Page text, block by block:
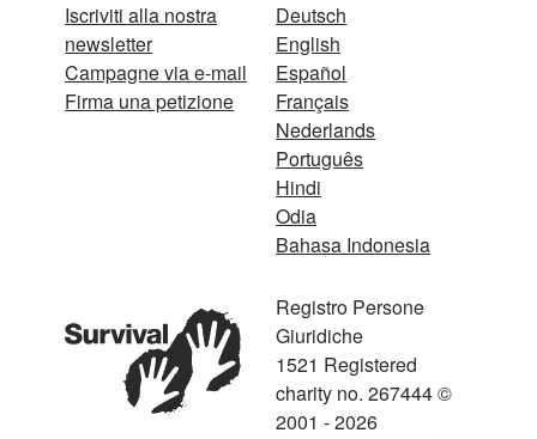
Iscriviti alla nostra
newsletter
Campagne via e-mail
Firma una petizione
Deutsch
English
Español
Français
Nederlands
Português
Hindi
Odia
Bahasa Indonesia
Registro Persone
Giuridiche
1521 Registered
charity no. 267444 ©
2001 - 2026